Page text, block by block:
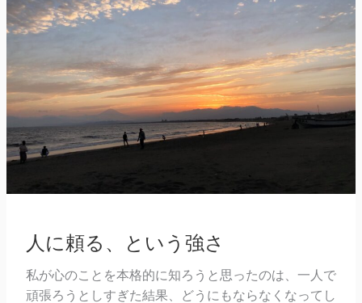
な
る
人に頼る、という強さ
私が心のことを本格的に知ろうと思ったのは、一人で
頑張ろうとしすぎた結果、どうにもならなくなってし